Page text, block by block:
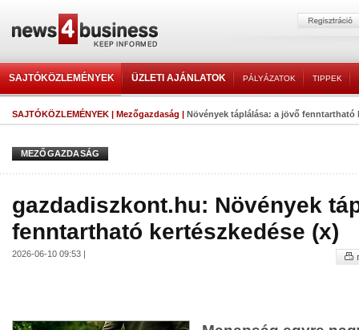
SAJTÓKÖZLEMÉNYEK ÜZLETI AJÁNLATOK PÁLYÁZATOK TIPPEK
SAJTÓKÖZLEMÉNYEK | Mezőgazdaság | Növények táplálása: a jövő fenntartható
MEZŐGAZDASÁG
gazdadiszkont.hu: Növények
fenntartható kertészkedése (x)
2026-06-10 09:53 |